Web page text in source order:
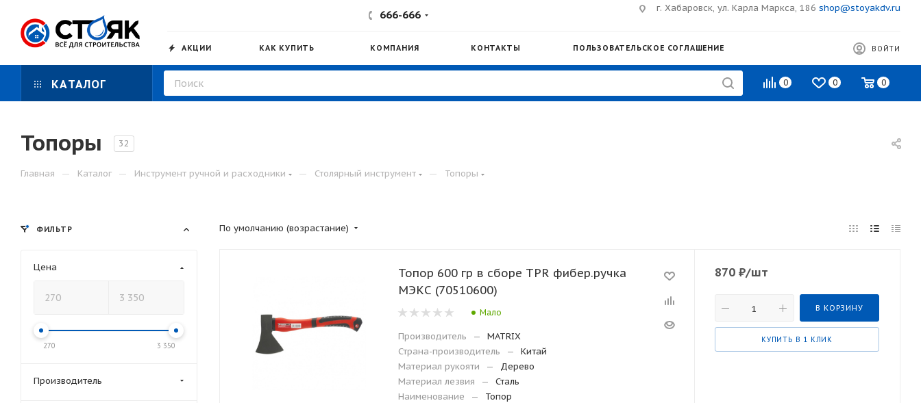
666-666
г. Хабаровск, ул. Карла Маркса, 186 shop@stoyakdv.ru
АКЦИИ КАК КУПИТЬ КОМПАНИЯ КОНТАКТЫ ПОЛЬЗОВАТЕЛЬСКОЕ СОГЛАШЕНИЕ ВОЙТИ
КАТАЛОГ 0 0 0
Топоры 32
Главная — Каталог — Инструмент ручной и расходники — Столярный инструмент — Топоры
По умолчанию (возрастание)
Топор 600 гр в сборе TPR фибер.ручка
МЭКС (70510600)
Мало
Производитель —
MATRIX
Страна-производитель
—
Китай
Материал рукояти
—
Дерево
Материал лезвия
—
Сталь
Наименование
—
Топор
870 ₽/шт
В КОРЗИНУ
КУПИТЬ В 1 КЛИК
ФИЛЬТР
Цена
270 3 350
Производитель